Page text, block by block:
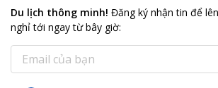
Du lịch thông minh! Đăng ký nhận tin để
nghỉ tới ngay từ bây giờ: